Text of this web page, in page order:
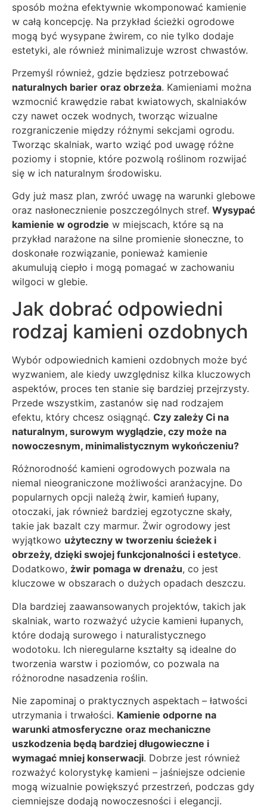
sposób można efektywnie wkomponować kamienie
w całą koncepcję. Na przykład ścieżki ogrodowe
mogą być wysypane żwirem, co nie tylko dodaje
estetyki, ale również minimalizuje wzrost chwastów.
Przemyśl również, gdzie będziesz potrzebować
naturalnych barier oraz obrzeża. Kamieniami można
wzmocnić krawędzie rabat kwiatowych, skalniaków
czy nawet oczek wodnych, tworząc wizualne
rozgraniczenie między różnymi sekcjami ogrodu.
Tworząc skalniak, warto wziąć pod uwagę różne
poziomy i stopnie, które pozwolą roślinom rozwijać
się w ich naturalnym środowisku.
Gdy już masz plan, zwróć uwagę na warunki glebowe
oraz nasłonecznienie poszczególnych stref. Wysypać
kamienie w ogrodzie w miejscach, które są na
przykład narażone na silne promienie słoneczne, to
doskonałe rozwiązanie, ponieważ kamienie
akumulują ciepło i mogą pomagać w zachowaniu
wilgoci w glebie.
Jak dobrać odpowiedni
rodzaj kamieni ozdobnych
Wybór odpowiednich kamieni ozdobnych może być
wyzwaniem, ale kiedy uwzględnisz kilka kluczowych
aspektów, proces ten stanie się bardziej przejrzysty.
Przede wszystkim, zastanów się nad rodzajem
efektu, który chcesz osiągnąć. Czy zależy Ci na
naturalnym, surowym wyglądzie, czy może na
nowoczesnym, minimalistycznym wykończeniu?
Różnorodność kamieni ogrodowych pozwala na
niemal nieograniczone możliwości aranżacyjne. Do
popularnych opcji należą żwir, kamień łupany,
otoczaki, jak również bardziej egzotyczne skały,
takie jak bazalt czy marmur. Żwir ogrodowy jest
wyjątkowo użyteczny w tworzeniu ścieżek i
obrzeży, dzięki swojej funkcjonalności i estetyce.
Dodatkowo, żwir pomaga w drenażu, co jest
kluczowe w obszarach o dużych opadach deszczu.
Dla bardziej zaawansowanych projektów, takich jak
skalniak, warto rozważyć użycie kamieni łupanych,
które dodają surowego i naturalistycznego
wodotoku. Ich nieregularne kształty są idealne do
tworzenia warstw i poziomów, co pozwala na
różnorodne nasadzenia roślin.
Nie zapominaj o praktycznych aspektach – łatwości
utrzymania i trwałości. Kamienie odporne na
warunki atmosferyczne oraz mechaniczne
uszkodzenia będą bardziej długowieczne i
wymagać mniej konserwacji. Dobrze jest również
rozważyć kolorystykę kamieni – jaśniejsze odcienie
mogą wizualnie powiększyć przestrzeń, podczas gdy
ciemniejsze dodają nowoczesności i elegancji.